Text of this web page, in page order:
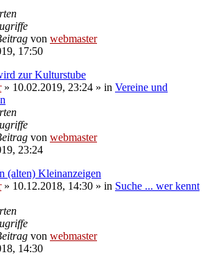
von webmaster
17:50
zur Kulturstube
» 10.02.2019, 23:24 » in Vereine und
von webmaster
23:24
(alten) Kleinanzeigen
» 10.12.2018, 14:30 » in Suche ... wer kennt
von webmaster
14:30